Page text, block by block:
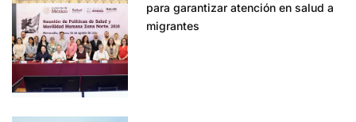
para garantizar atención en salud a
migrantes